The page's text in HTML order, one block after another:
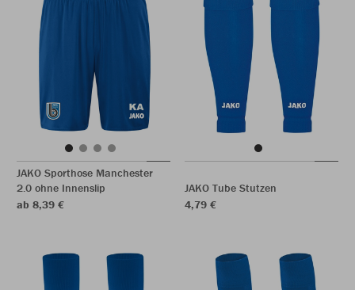
JAKO Sporthose Manchester
2.0 ohne Innenslip
ab 8,39 €
JAKO Tube Stutzen
4,79 €